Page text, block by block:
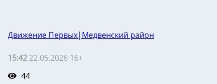
Движение Первых|Медвенский район
15:42 22.05.2026 16+
44